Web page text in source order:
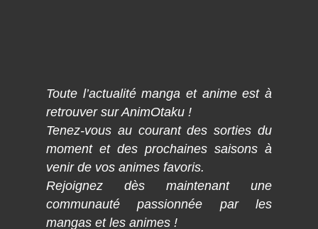
Toute l’actualité manga et anime est à
retrouver sur AnimOtaku !
Tenez-vous au courant des sorties du
moment et des prochaines saisons à
venir de vos animes favoris.
Rejoignez dès maintenant une
communauté passionnée par les
mangas et les animes !